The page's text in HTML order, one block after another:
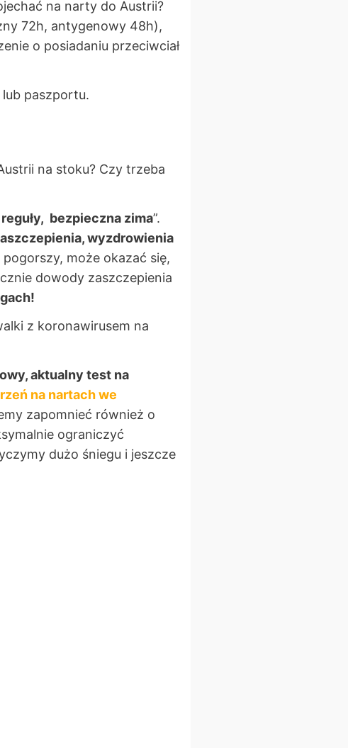
na narty do Austrii?
72h, antygenowy 48h),
o posiadaniu przeciwciał
paszportu.
na stoku? Czy trzeba
bezpieczna zima”.
wyzdrowienia
może okazać się,
dowody zaszczepienia
z koronawirusem na
aktualny test na
na nartach we
zapomnieć również o
ograniczyć
dużo śniegu i jeszcze